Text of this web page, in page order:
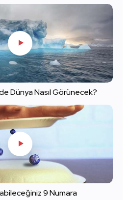
Dünya Nasıl Görünecek?
9 Numara